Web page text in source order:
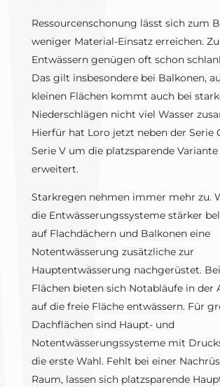
Ressourcenschonung lässt sich zum
weniger Material-Einsatz erreichen.
Entwässern genügen oft schon
Das gilt insbesondere bei Balkonen,
kleinen Flächen kommt auch bei
Niederschlägen nicht viel Wasser
Hierfür hat Loro jetzt neben der Serie
Serie V um die platzsparende
erweitert.
Starkregen nehmen immer mehr zu.
die Entwässerungssysteme stärker
auf Flachdächern und Balkonen eine
Notentwässerung zusätzliche zur
Hauptentwässerung nachgerüstet.
Flächen bieten sich Notabläufe in der
auf die freie Fläche entwässern. Für
Dachflächen sind Haupt- und
Notentwässerungssysteme mit
die erste Wahl. Fehlt bei einer
Raum, lassen sich platzsparende